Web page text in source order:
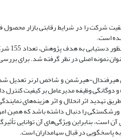
شرکت را در شرایط رقابتی بازار محصول
است.
روش:
انتخاب و به ‌عنوان نمونه اصلی در نظر گرفته
هیرشمن و شاخص لرنر تعدیل
وظیفه مدیرعامل بر کیفیت کنترل
طریق تهدید اثر انحلال و اثر هزینه‌های
را دنبال داشته باشد که همین
بنابراین ویژگی‌های آن توانایی
پاسخگویی در قبال سهامداران است.